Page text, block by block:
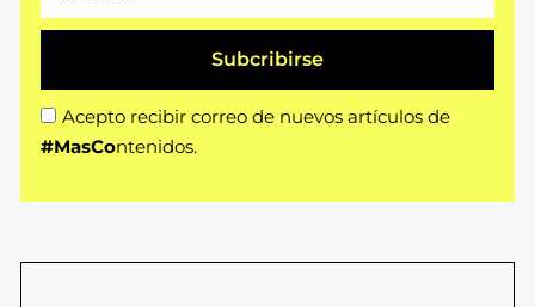
Acepto recibir correo de nuevos artículos de
#MasContenidos.
Subcribirse